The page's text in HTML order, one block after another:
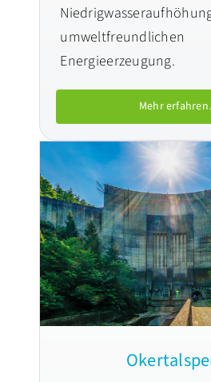
umweltfreundlichen
Energieerzeugung.
Mehr